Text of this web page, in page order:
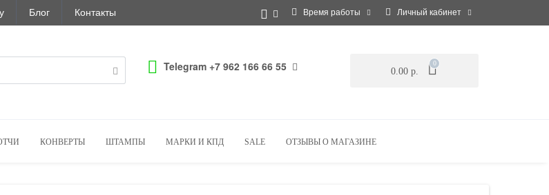
Блог Контакты Время работы Личный кабинет
Telegram +7 962 166 66 55 0.00 р.
0
КОНВЕРТЫ ШТАМПЫ МАРКИ И КПД SALE ОТЗЫВЫ О МАГАЗИНЕ